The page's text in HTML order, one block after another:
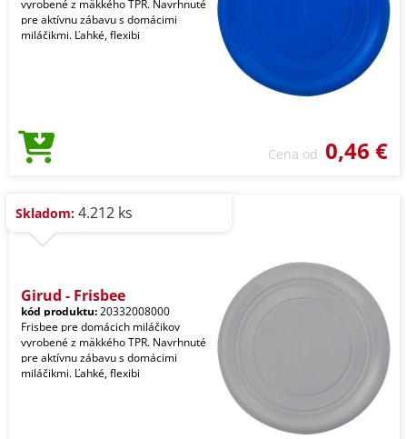
vyrobené z mäkkého TPR. Navrhnuté
pre aktívnu zábavu s domácimi
miláčikmi. Ľahké, flexibi
Cena od 0,46 €
Skladom: 4.212 ks
Girud - Frisbee
kód produktu:20332008000
Frisbee pre domácich miláčikov
vyrobené z mäkkého TPR. Navrhnuté
pre aktívnu zábavu s domácimi
miláčikmi. Ľahké, flexibi